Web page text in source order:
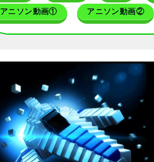
アニソン動画① アニソン動画②